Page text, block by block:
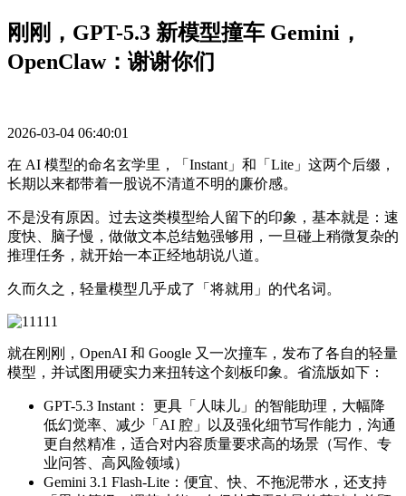
刚刚，GPT-5.3 新模型撞车 Gemini，
OpenClaw：谢谢你们
2026-03-04 06:40:01
在 AI 模型的命名玄学里，「Instant」和「Lite」这两个后缀，
长期以来都带着一股说不清道不明的廉价感。
不是没有原因。过去这类模型给人留下的印象，基本就是：速
度快、脑子慢，做做文本总结勉强够用，一旦碰上稍微复杂的
推理任务，就开始一本正经地胡说八道。
久而久之，轻量模型几乎成了「将就用」的代名词。
就在刚刚，OpenAI 和 Google 又一次撞车，发布了各自的轻量
模型，并试图用硬实力来扭转这个刻板印象。省流版如下：
GPT-5.3 Instant： 更具「人味儿」的智能助理，大幅降
低幻觉率、减少「AI 腔」以及强化细节写作能力，沟通
更自然精准，适合对内容质量要求高的场景（写作、专
业问答、高风险领域）
Gemini 3.1 Flash-Lite：便宜、快、不拖泥带水，还支持